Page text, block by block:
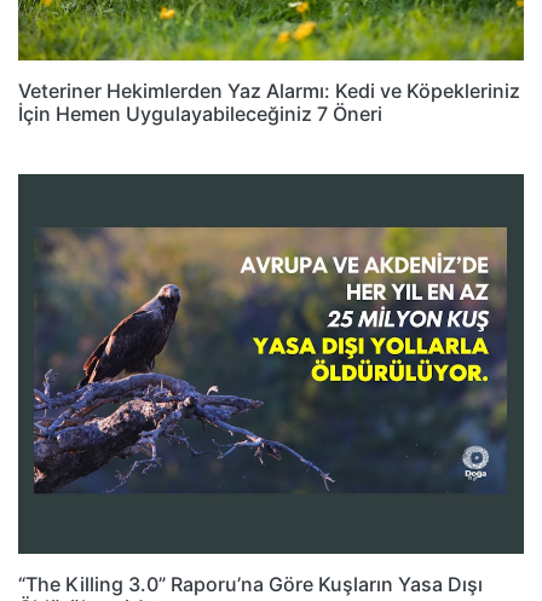
Veteriner Hekimlerden Yaz Alarmı: Kedi ve Köpekleriniz
İçin Hemen Uygulayabileceğiniz 7 Öneri
“The Killing 3.0” Raporu’na Göre Kuşların Yasa Dışı